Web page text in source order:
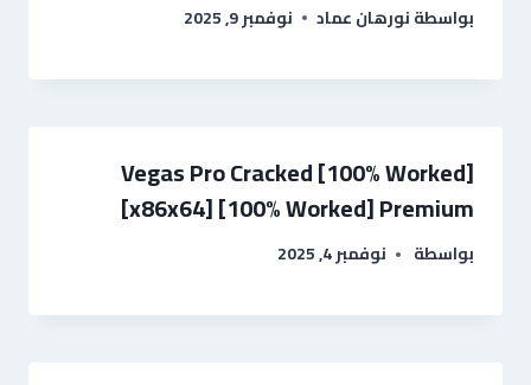
بواسطةنورهان عماد نوفمبر 9, 2025
Vegas Pro Cracked [100% Worked]
[x86x64] [100% Worked] Premium
بواسطة نوفمبر 4, 2025